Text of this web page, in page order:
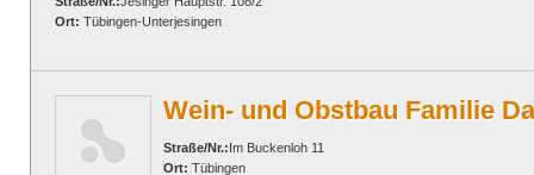
Ort: Tübingen-Unterjesingen
Wein- und Obstbau Familie
Straße/Nr.:Im Buckenloh 11
Ort: Tübingen